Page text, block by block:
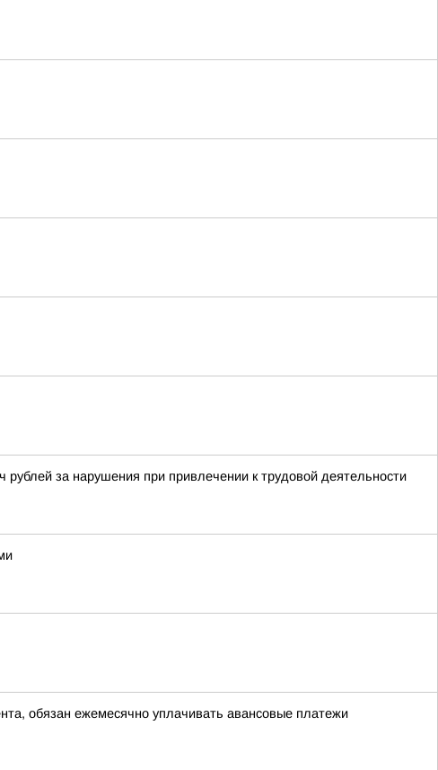
за нарушения при привлечении к трудовой деятельности
обязан ежемесячно уплачивать авансовые платежи